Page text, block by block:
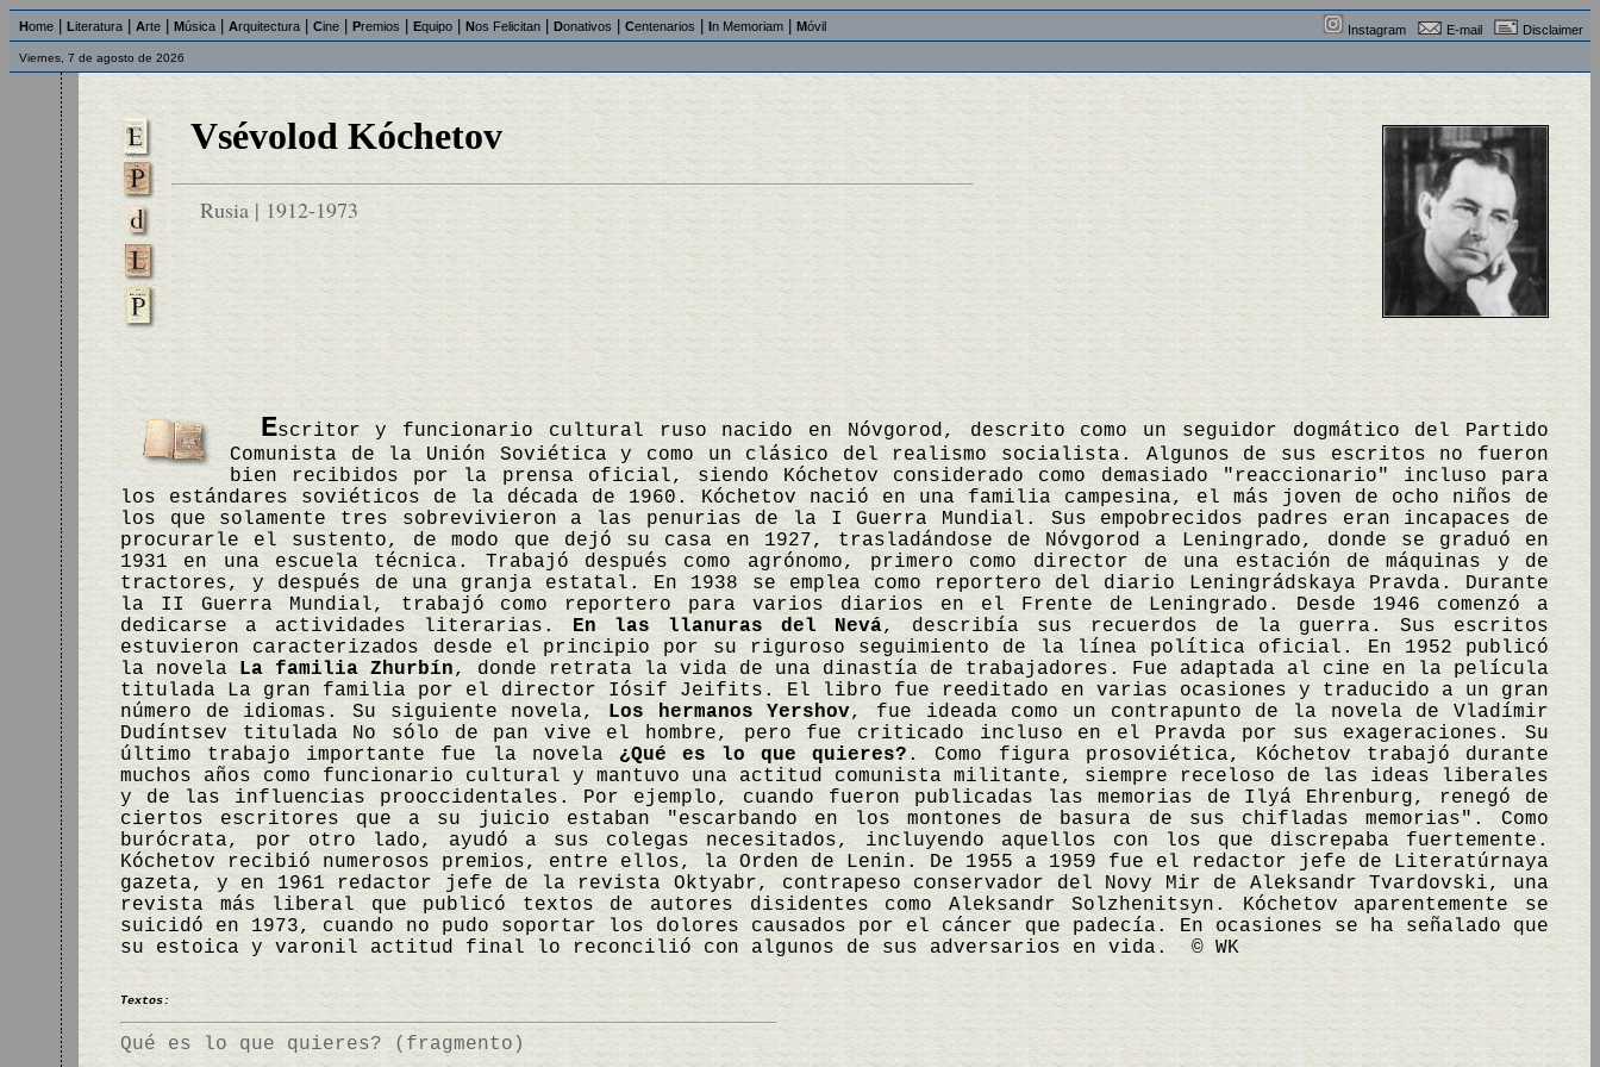
Home Literatura Arte Música Arquitectura Cine Premios Equipo Nos Felicitan Donativos Centenarios In Memoriam Móvil Instagram E-mail Disclaimer
Viernes, 7 de agosto de 2026
Vsévolod Kóchetov
Rusia | 1912-1973
Escritor y funcionario cultural ruso nacido en Nóvgorod, descrito como un seguidor dogmático del Partido
Comunista de la Unión Soviética y como un clásico del realismo socialista. Algunos de sus escritos no fueron
bien recibidos por la prensa oficial, siendo Kóchetov considerado como demasiado "reaccionario" incluso para
los estándares soviéticos de la década de 1960. Kóchetov nació en una familia campesina, el más joven de ocho niños de
los que solamente tres sobrevivieron a las penurias de la I Guerra Mundial. Sus empobrecidos padres eran incapaces de
procurarle el sustento, de modo que dejó su casa en 1927, trasladándose de Nóvgorod a Leningrado, donde se graduó en
1931 en una escuela técnica. Trabajó después como agrónomo, primero como director de una estación de máquinas y de
tractores, y después de una granja estatal. En 1938 se emplea como reportero del diario Leningrádskaya Pravda. Durante
la II Guerra Mundial, trabajó como reportero para varios diarios en el Frente de Leningrado. Desde 1946 comenzó a
dedicarse a actividades literarias. En las llanuras del Nevá, describía sus recuerdos de la guerra. Sus escritos
estuvieron caracterizados desde el principio por su riguroso seguimiento de la línea política oficial. En 1952 publicó
la novelaLa familia Zhurbín, donde retrata la vida de una dinastía de trabajadores. Fue adaptada al cine en la película
titulada La gran familia por el director Iósif Jeifits. El libro fue reeditado en varias ocasiones y traducido a un gran
número de idiomas. Su siguiente novela, Los hermanos Yershov, fue ideada como un contrapunto de la novela de Vladímir
Dudíntsev titulada No sólo de pan vive el hombre, pero fue criticado incluso en el Pravda por sus exageraciones. Su
último trabajo importante fue la novela ¿Qué es lo que quieres? . Como figura prosoviética, Kóchetov trabajó durante
muchos años como funcionario cultural y mantuvo una actitud comunista militante, siempre receloso de las ideas liberales
y de las influencias prooccidentales. Por ejemplo, cuando fueron publicadas las memorias de Ilyá Ehrenburg, renegó de
ciertos escritores que a su juicio estaban "escarbando en los montones de basura de sus chifladas memorias". Como
burócrata, por otro lado, ayudó a sus colegas necesitados, incluyendo aquellos con los que discrepaba fuertemente.
Kóchetov recibió numerosos premios, entre ellos, la Orden de Lenin. De 1955 a 1959 fue el redactor jefe de Literatúrnaya
gazeta, y en 1961 redactor jefe de la revista Oktyabr, contrapeso conservador del Novy Mir de Aleksandr Tvardovski, una
revista más liberal que publicó textos de autores disidentes como Aleksandr Solzhenitsyn. Kóchetov aparentemente se
suicidó en 1973, cuando no pudo soportar los dolores causados por el cáncer que padecía. En ocasiones se ha señalado que
su estoica y varonil actitud final lo reconcilió con algunos de sus adversarios en vida. © WK
Textos:
Qué es lo que quieres? (fragmento)